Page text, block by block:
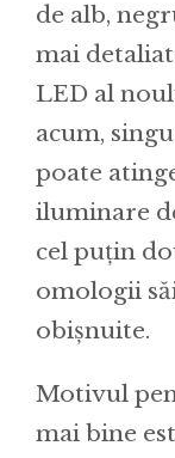
de alb,
mai
LED al
acum,
poate
iluminare
cel puțin
omologii
obișnuite.
Motivul
mai bine